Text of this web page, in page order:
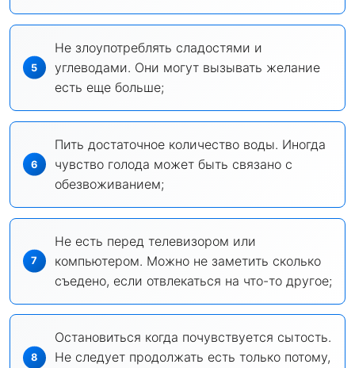
Не злоупотреблять сладостями и
углеводами. Они могут вызывать желание
есть еще больше;
Пить достаточное количество воды. Иногда
чувство голода может быть связано с
обезвоживанием;
Не есть перед телевизором или
компьютером. Можно не заметить сколько
съедено, если отвлекаться на что-то другое;
Остановиться когда почувствуется сытость.
Не следует продолжать есть только потому,